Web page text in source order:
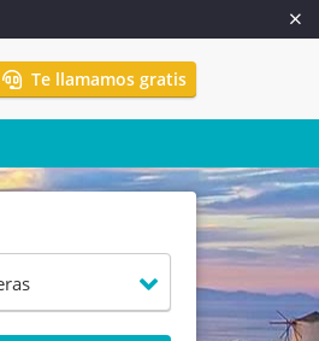
Te llamamos gratis